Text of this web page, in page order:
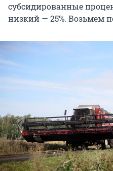
субсидированные
низкий — 25%. Возьмем